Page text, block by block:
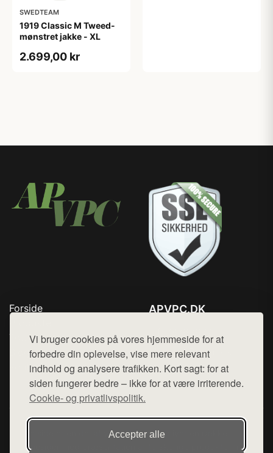
Vi bruger cookies på vores hjemmeside for at
forbedre din oplevelse, vise mere relevant
indhold og analysere trafikken. Kort sagt: for at
siden fungerer bedre – ikke for at være irriterende.
Cookie- og privatlivspolitik.
Accepter alle
SWEDTEAM
1919 Classic M Tweed-
mønstret jakke - XL
2.699,00 kr
Forside
Top Rabatter
Blog
Kontakt
APVPC.DK
Mail: hej@want.dk
Cookie- og privatlivspolitik
Denne side er en del af want.dk, der udgiver en række
hjemmesider med præsentation af forskellige produkter fra